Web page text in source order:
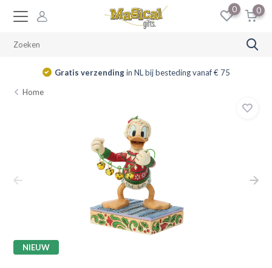
0 0
Gratis verzendingin NL bij besteding vanaf € 75
Home
NIEUW